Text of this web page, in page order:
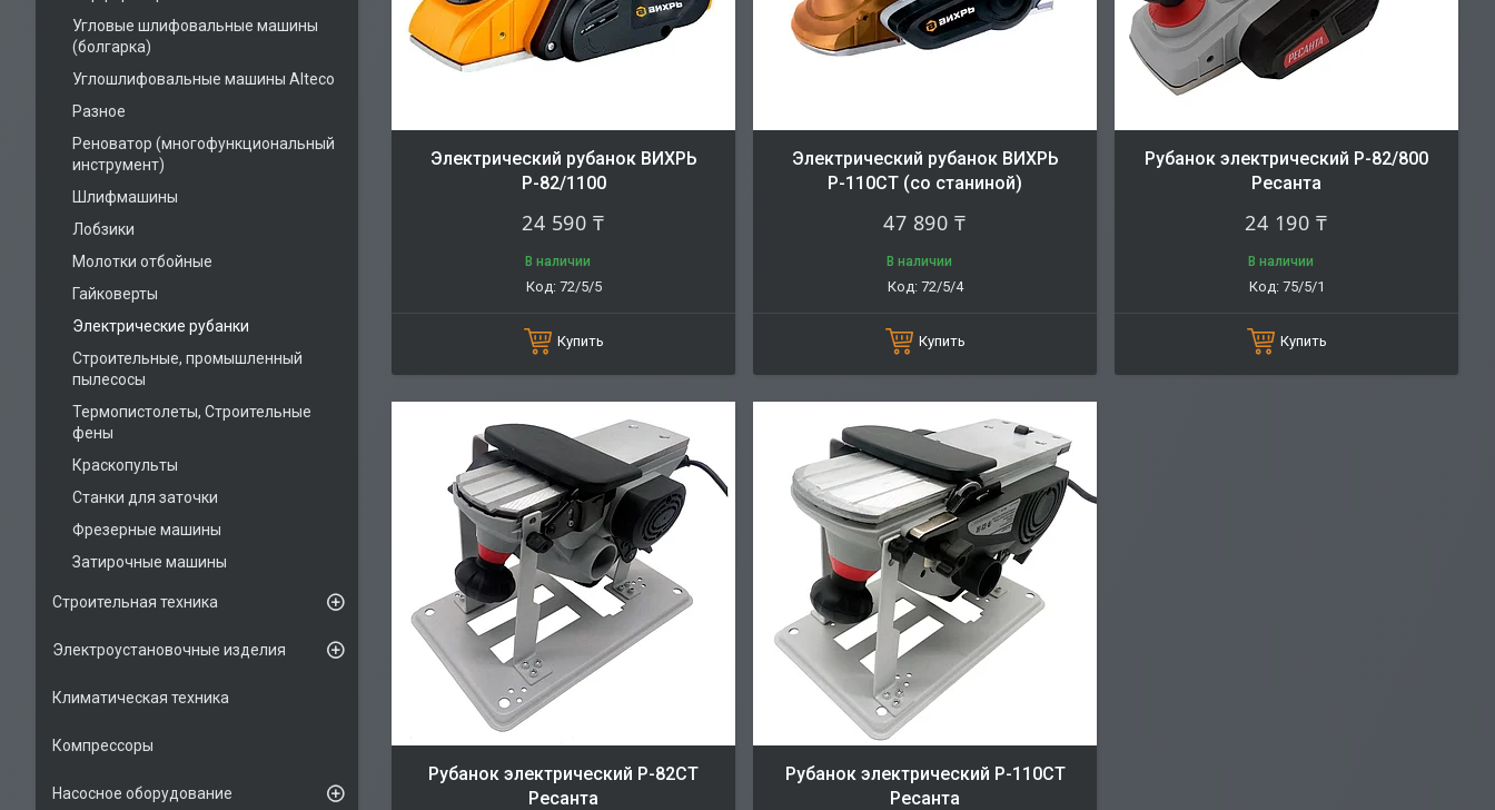
Электрический рубанок ВИХРЬ
Р-82/1100
24 590 ₸
В наличии
72/5/5
Купить
Электрический рубанок ВИХРЬ
Р-110СТ (со станиной)
47 890 ₸
В наличии
72/5/4
Купить
Рубанок электрический Р-82/800
Ресанта
24 190 ₸
В наличии
75/5/1
Купить
Рубанок электрический Р-82СТ
Ресанта
Рубанок электрический Р-110СТ
Ресанта
Угловые шлифовальные машины
(болгарка)
Углошлифовальные машины Alteco
Разное
Реноватор (многофункциональный
инструмент)
Шлифмашины
Лобзики
Молотки отбойные
Гайковерты
Электрические рубанки
Строительные, промышленный
пылесосы
Термопистолеты, Строительные
фены
Краскопульты
Станки для заточки
Фрезерные машины
Затирочные машины
Строительная техника
Электроустановочные изделия
Климатическая техника
Компрессоры
Насосное оборудование